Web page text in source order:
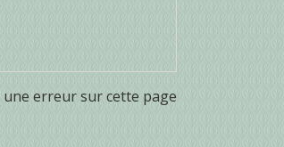
une erreur sur cette page